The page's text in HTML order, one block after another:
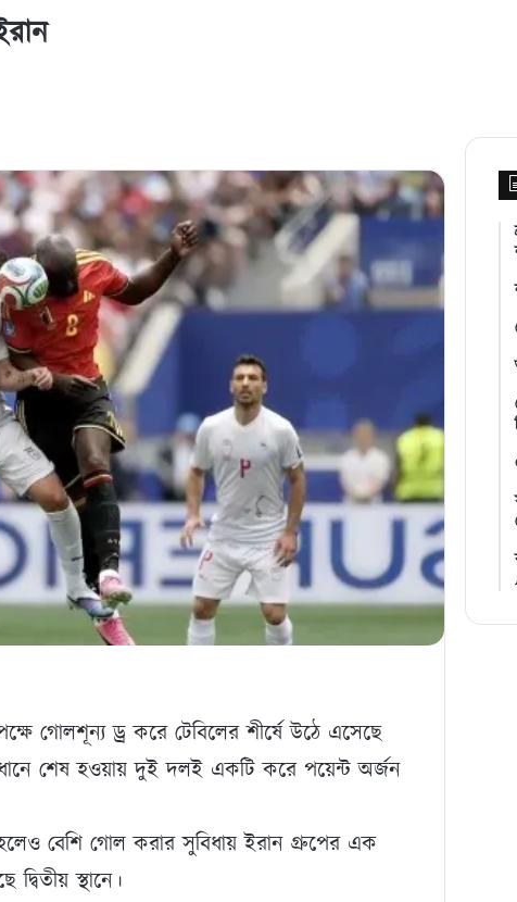
গোলশূন্য ড্র করে টেবিলের শীর্ষে উঠে এসেছে
শেষ হওয়ায় দুই দলই একটি করে পয়েন্ট অর্জন
বেশি গোল করার সুবিধায় ইরান গ্রুপের এক
স্থানে।